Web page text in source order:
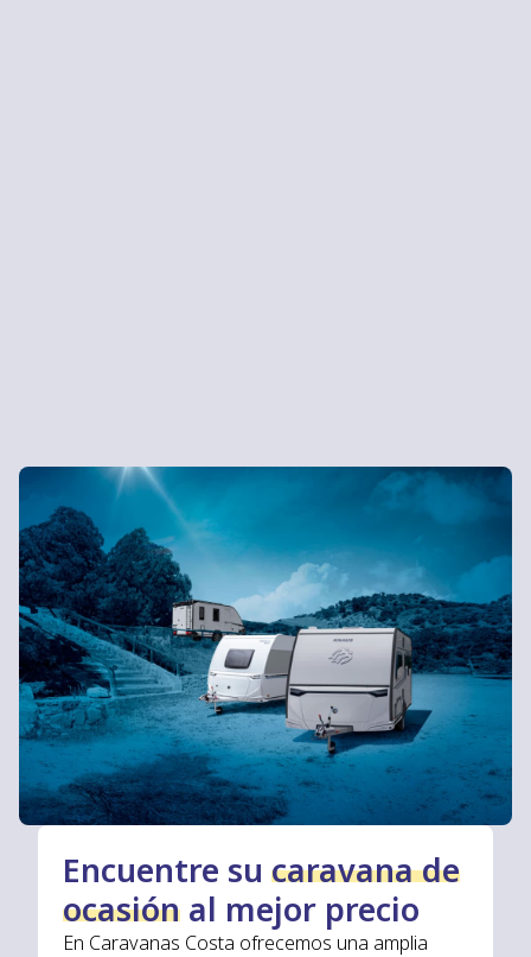
Encuentre su caravana de
ocasiónal mejor precio
En Caravanas Costa ofrecemos una amplia